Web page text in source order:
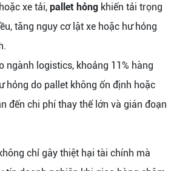
xe tải, pallet hỏng khiến tải trọng
tăng nguy cơ lật xe hoặc hư hỏng
ngành logistics, khoảng 11% hàng
hỏng do pallet không ổn định hoặc
đến chi phí thay thế lớn và gián đoạn
chỉ gây thiệt hại tài chính mà